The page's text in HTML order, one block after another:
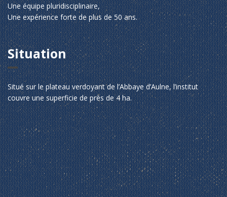
Une équipe pluridisciplinaire,
Une expérience forte de plus de 50 ans.
Situation
Situé sur le plateau verdoyant de l’Abbaye d’Aulne, l’institut
couvre une superficie de près de 4 ha.